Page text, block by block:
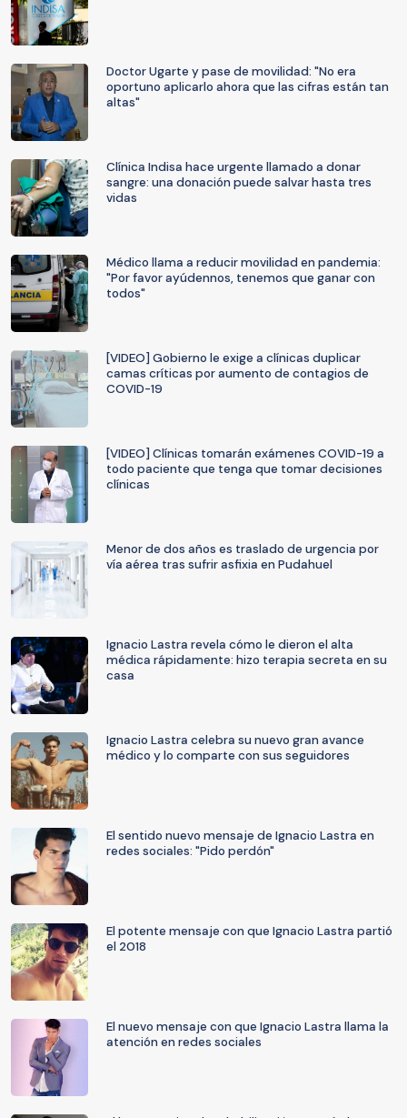
Doctor Ugarte y pase de movilidad: "No era
oportuno aplicarlo ahora que las cifras están tan
altas"
Clínica Indisa hace urgente llamado a donar
sangre: una donación puede salvar hasta tres
vidas
Médico llama a reducir movilidad en pandemia:
"Por favor ayúdennos, tenemos que ganar con
todos"
[VIDEO] Gobierno le exige a clínicas duplicar
camas críticas por aumento de contagios de
COVID-19
[VIDEO] Clínicas tomarán exámenes COVID-19 a
todo paciente que tenga que tomar decisiones
clínicas
Menor de dos años es traslado de urgencia por
vía aérea tras sufrir asfixia en Pudahuel
Ignacio Lastra revela cómo le dieron el alta
médica rápidamente: hizo terapia secreta en su
casa
Ignacio Lastra celebra su nuevo gran avance
médico y lo comparte con sus seguidores
El sentido nuevo mensaje de Ignacio Lastra en
redes sociales: "Pido perdón"
El potente mensaje con que Ignacio Lastra partió
el 2018
El nuevo mensaje con que Ignacio Lastra llama la
atención en redes sociales